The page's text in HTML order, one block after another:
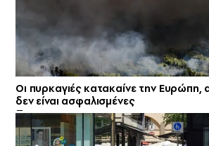
Οι πυρκαγιές κατακαίνε την Ευρώπη,
δεν είναι ασφαλισμένες